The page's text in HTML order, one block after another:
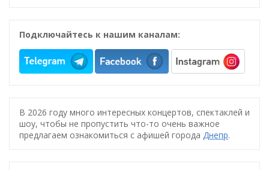
Подключайтесь к нашим каналам:
В 2026 году много интересных концертов, спектаклей и
шоу, чтобы не пропустить что-то очень важное
предлагаем ознакомиться с афишей города Днепр.